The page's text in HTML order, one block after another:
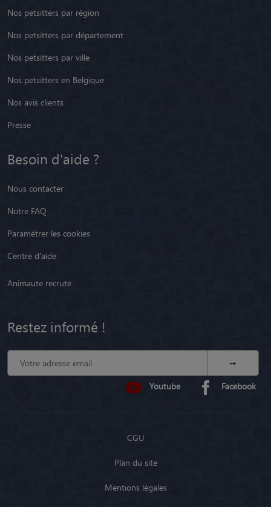
Nos petsitters par région
Nos petsitters par département
Nos petsitters par ville
Nos petsitters en Belgique
Nos avis clients
Presse
Besoin d'aide ?
Nous contacter
Notre FAQ
Paramétrer les cookies
Centre d'aide
Animaute recrute
Restez informé !
Youtube Facebook
CGU
Plan du site
Mentions légales